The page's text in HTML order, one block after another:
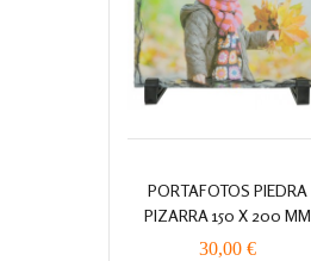
PORTAFOTOS PIEDRA
PIZARRA 150 X 200 MM
30,00 €